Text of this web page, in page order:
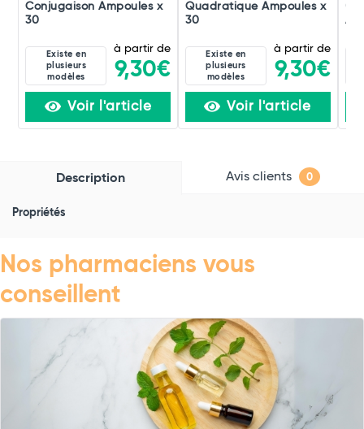
Conjugaison Ampoules x
30
Existe en
plusieurs
modèles
à partir de
9,30€
Voir l'article
Quadratique Ampoules x
30
Existe en
plusieurs
modèles
à partir de
9,30€
Voir l'article
Description Avis clients 0
Propriétés
Nos pharmaciens vous
conseillent